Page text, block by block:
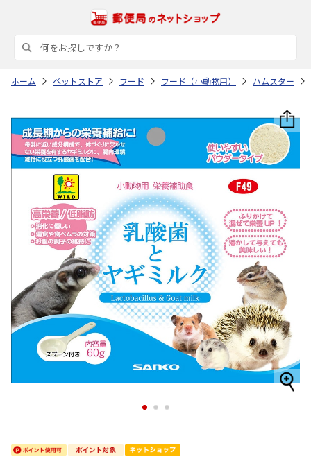
ホーム ペットストア フード フード（小動物用） ハムスター
1 2 3